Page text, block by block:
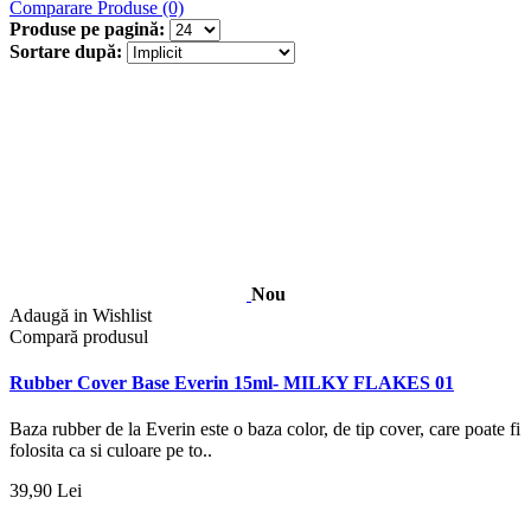
Comparare Produse (0)
Produse pe pagină:
Sortare după:
Nou
Adaugă in Wishlist
Compară produsul
Rubber Cover Base Everin 15ml- MILKY FLAKES 01
Baza rubber de la Everin este o baza color, de tip cover, care poate fi
folosita ca si culoare pe to..
39,90 Lei